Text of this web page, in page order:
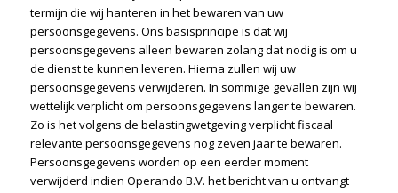
termijn die wij hanteren in het bewaren van uw
persoonsgegevens. Ons basisprincipe is dat wij
persoonsgegevens alleen bewaren zolang dat nodig is om u
de dienst te kunnen leveren. Hierna zullen wij uw
persoonsgegevens verwijderen. In sommige gevallen zijn wij
wettelijk verplicht om persoonsgegevens langer te bewaren.
Zo is het volgens de belastingwetgeving verplicht fiscaal
relevante persoonsgegevens nog zeven jaar te bewaren.
Persoonsgegevens worden op een eerder moment
verwijderd indien Operando B.V. het bericht van u ontvangt